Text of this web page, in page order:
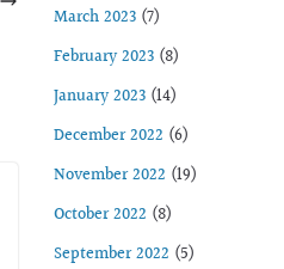
March 2023 (7)
February 2023 (8)
January 2023 (14)
December 2022 (6)
November 2022 (19)
October 2022 (8)
September 2022 (5)